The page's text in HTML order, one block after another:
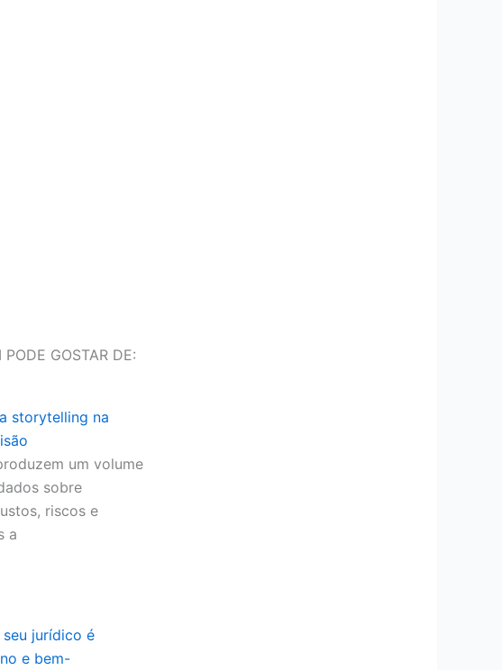
GOSTAR DE:
storytelling na
um volume
sobre
riscos e
a
jurídico é
e bem-